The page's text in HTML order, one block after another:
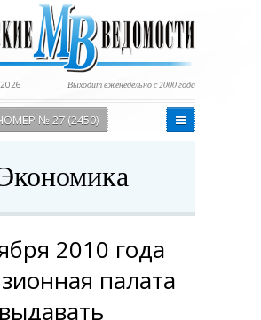
Выходит еженедельно с 2000 года
№ 27 (2450)
2010 года
палата